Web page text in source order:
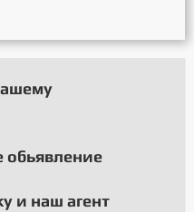
обьявление
и наш агент